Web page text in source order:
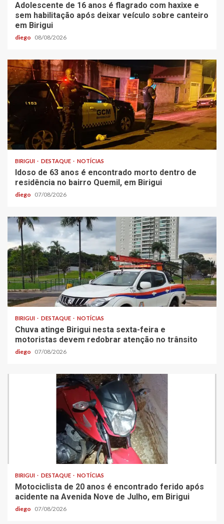
Adolescente de 16 anos é flagrado com haxixe e
sem habilitação após deixar veículo sobre canteiro
em Birigui
diego 08/08/2026
BIRIGUI DESTAQUE NOTÍCIAS
Idoso de 63 anos é encontrado morto dentro de
residência no bairro Quemil, em Birigui
diego 07/08/2026
BIRIGUI DESTAQUE NOTÍCIAS
Chuva atinge Birigui nesta sexta-feira e
motoristas devem redobrar atenção no trânsito
diego 07/08/2026
BIRIGUI DESTAQUE NOTÍCIAS
Motociclista de 20 anos é encontrado ferido após
acidente na Avenida Nove de Julho, em Birigui
diego 07/08/2026